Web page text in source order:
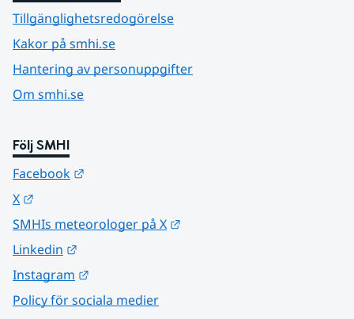
Tillgänglighetsredogörelse
Kakor på smhi.se
Hantering av personuppgifter
Om smhi.se
Följ SMHI
Facebook
X
SMHIs meteorologer på X
Linkedin
Instagram
Policy för sociala medier